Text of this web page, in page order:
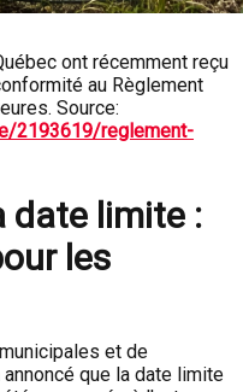
ont récemment reçu
au Règlement
Source:
2193619/reglement-
date limite :
les
et de
annoncé que la date limite